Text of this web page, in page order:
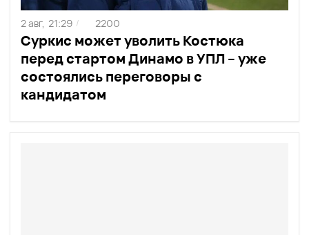
Суркис может уволить Костюка
перед стартом Динамо в УПЛ – уже
состоялись переговоры с
кандидатом
2 авг, 21:29 / 2200